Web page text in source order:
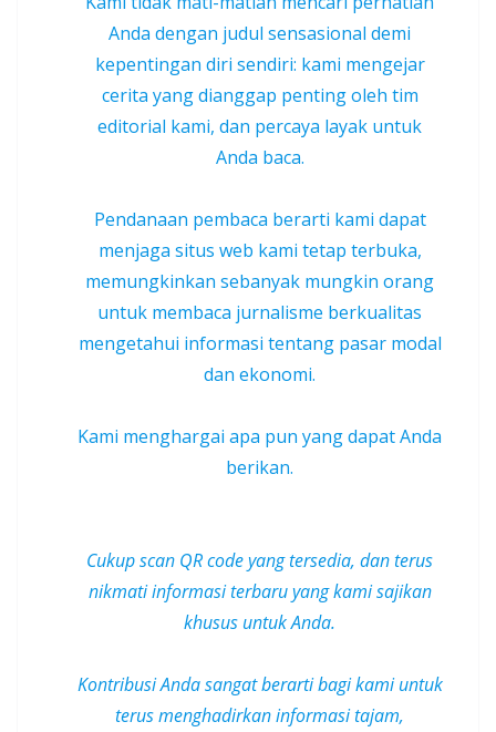
Anda dengan judul sensasional demi
kepentingan diri sendiri: kami mengejar
cerita yang dianggap penting oleh tim
editorial kami, dan percaya layak untuk
Anda baca.
Pendanaan pembaca berarti kami dapat
menjaga situs web kami tetap terbuka,
memungkinkan sebanyak mungkin orang
untuk membaca jurnalisme berkualitas
mengetahui informasi tentang pasar modal
dan ekonomi.
Kami menghargai apa pun yang dapat Anda
berikan.
Cukup scan QR code yang tersedia, dan terus
nikmati informasi terbaru yang kami sajikan
khusus untuk Anda.
Kontribusi Anda sangat berarti bagi kami untuk
terus menghadirkan informasi tajam,